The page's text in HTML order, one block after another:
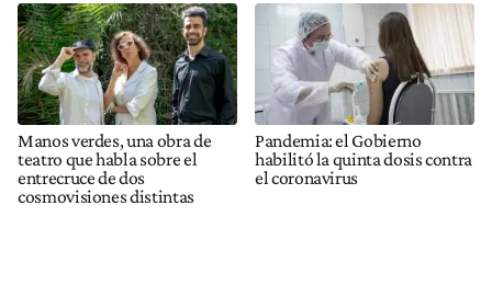
Manos verdes, una obra de
teatro que habla sobre el
entrecruce de dos
cosmovisiones distintas
Pandemia: el Gobierno
habilitó la quinta dosis contra
el coronavirus